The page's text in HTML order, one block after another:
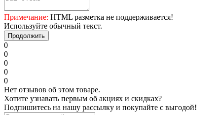
Примечание: HTML разметка не поддерживается!
Используйте обычный текст.
Продолжить
0
0
0
0
0
Нет отзывов об этом товаре.
Хотите узнавать первым об акциях и скидках?
Подпишитесь на нашу рассылку и покупайте с выгодой!